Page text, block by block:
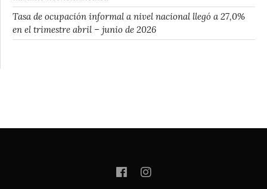
Tasa de ocupación informal a nivel nacional llegó a 27,0%
en el trimestre abril – junio de 2026